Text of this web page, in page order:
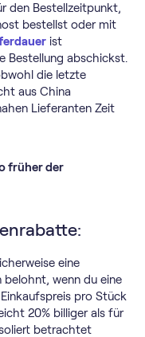
den Bestellzeitpunkt,
bestellst oder mit
ist
Bestellung abschickst.
die letzte
aus China
Lieferanten Zeit
früher der
eine
wenn du eine
pro Stück
20% billiger als für
betrachtet